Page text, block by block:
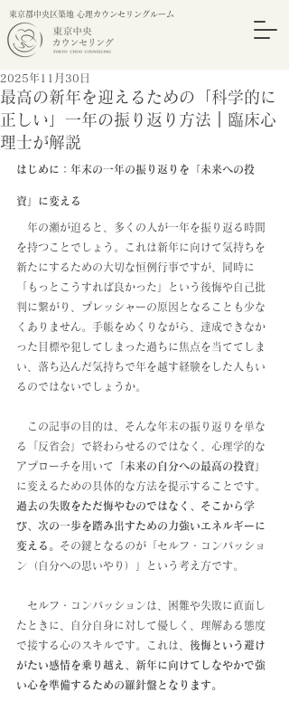
東京都中央区築地 心理カウンセリングルーム
最高の新年を迎えるための「科学的に
正しい」一年の振り返り方法｜臨床心
理士が解説
2025年11月30日
はじめに：年末の一年の振り返りを「未来への投
資」に変える
年の瀬が迫ると、多くの人が一年を振り返る時間
を持つことでしょう。これは新年に向けて気持ちを
新たにするための大切な恒例行事ですが、同時に
「もっとこうすれば良かった」という後悔や自己批
判に繋がり、プレッシャーの原因となることも少な
くありません。手帳をめくりながら、達成できなか
った目標や犯してしまった過ちに焦点を当ててしま
い、落ち込んだ気持ちで年を越す経験をした人もい
るのではないでしょうか。
この記事の目的は、そんな年末の振り返りを単な
る「反省会」で終わらせるのではなく、心理学的な
アプローチを用いて
「未来の自分への最高の投資」
に変えるための具体的な方法を提示することです。
過去の失敗をただ悔やむのではなく、そこから学
び、次の一歩を踏み出すための力強いエネルギーに
変える。 その鍵となるのが「セルフ・コンパッショ
ン（自分への思いやり）」という考え方です。
セルフ・コンパッションは、困難や失敗に直面し
たときに、自分自身に対して優しく、理解ある態度
で接する心のスキルです。これは、 後悔という避け
がたい感情を乗り越え、新年に向けてしなやかで強
い心を準備するための羅針盤となります。